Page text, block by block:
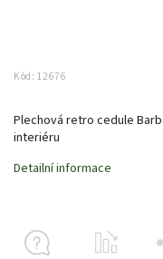
Kód: 12676
Plechová retro cedule
interiéru
Detailní informace